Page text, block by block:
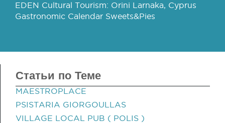
EDEN Cultural Tourism: Orini Larnaka, Cyprus
Gastronomic Calendar Sweets&Pies
Статьи по Теме
MAESTROPLACE
PSISTARIA GIORGOULLAS
VILLAGE LOCAL PUB ( POLIS )